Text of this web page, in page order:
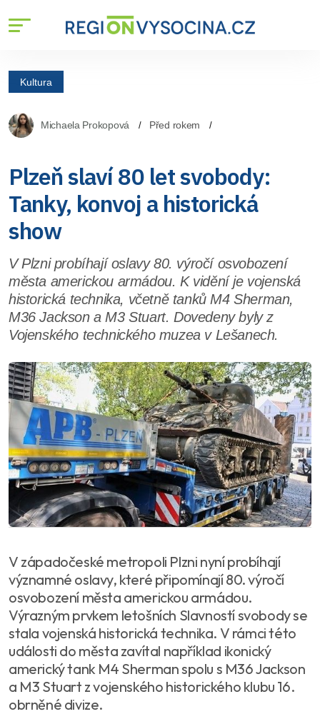
Kultura
Michaela Prokopová Před rokem
Plzeň slaví 80 let svobody:
Tanky, konvoj a historická
show
V Plzni probíhají oslavy 80. výročí osvobození
města americkou armádou. K vidění je vojenská
historická technika, včetně tanků M4 Sherman,
M36 Jackson a M3 Stuart. Dovedeny byly z
Vojenského technického muzea v Lešanech.
V západočeské metropoli Plzni nyní probíhají
významné oslavy, které připomínají 80. výročí
osvobození města americkou armádou.
Výrazným prvkem letošních Slavností svobody se
stala vojenská historická technika. V rámci této
události do města zavítal například ikonický
americký tank M4 Sherman spolu s M36 Jackson
a M3 Stuart z vojenského historického klubu 16.
obrněné divize.